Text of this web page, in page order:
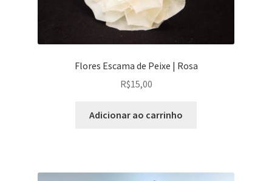
Flores Escama de Peixe | Rosa
R$15,00
Adicionar ao carrinho